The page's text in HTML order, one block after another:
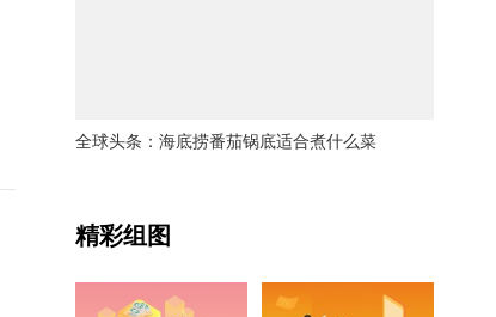
全球头条：海底捞番茄锅底适合煮什么菜
精彩组图